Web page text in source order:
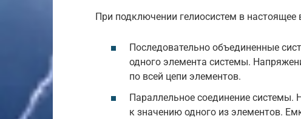
При подключении гелиосистем в
Последовательно объединенные
одного элемента системы.
по всей цепи элементов.
Параллельное соединение системы.
к значению одного из элементов.